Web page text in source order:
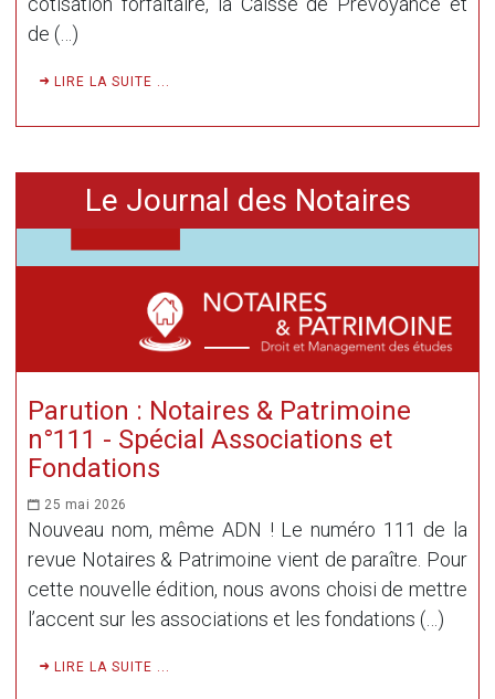
de (…)
LIRE LA SUITE ...
Le Journal des Notaires
Parution : Notaires & Patrimoine
n°111 - Spécial Associations et
Fondations
25 mai 2026
Nouveau nom, même ADN ! Le numéro 111 de la
revue Notaires & Patrimoine vient de paraître. Pour
cette nouvelle édition, nous avons choisi de mettre
l’accent sur les associations et les fondations (…)
LIRE LA SUITE ...